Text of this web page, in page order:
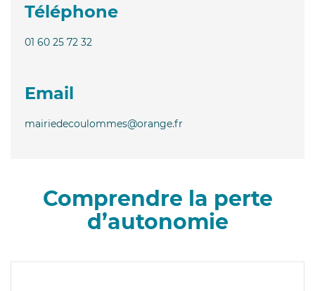
Téléphone
01 60 25 72 32
Email
mairiedecoulommes@orange.fr
Comprendre la perte
d’autonomie